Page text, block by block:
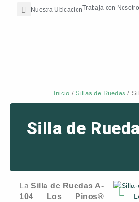
contenido
Nuestra UbicaciónTrabaja con
Search
Inicio /Sillas de Ruedas /
Silla de
La Silla de Ruedas A-
104 Los Pinos®